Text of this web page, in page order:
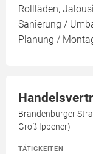
Rollläden,
Sanierung /
Planung /
Brandenburger
Groß Ippener)
TÄTIGKEITEN